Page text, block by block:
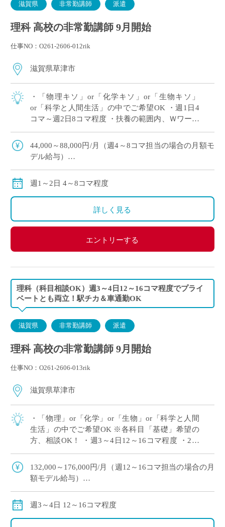
滋賀県 非常勤講師 派遣
理科 高校の非常勤講師 9月開始
仕事NO：O261-2606-012rik
滋賀県草津市
・「物理キソ」or「化学キソ」or「生物キソ」
or「科学と人間生活」の中でご希望OK ・週1日4
コマ～週2日8コマ程度 ・扶養の範囲内、Ｗワーク
高等学校にて、理科の非常勤講師 […]
44,000～88,000円/月（週4～8コマ担当の場合の月額モ
デル給与）
算になります。
週1～2日 4～8コマ程度
詳しく見る
エントリーする
理科（科目相談OK）週3～4日12～16コマ程度でプライ
ベートとも両立！駅チカ＆車通勤OK
滋賀県 非常勤講師 派遣
理科 高校の非常勤講師 9月開始
仕事NO：O261-2606-013rik
滋賀県草津市
・「物理」or「化学」or「生物」or「科学と人間
生活」の中でご希望OK ※各科目「基礎」希望の
方、相談OK！ ・週3～4日12～16コマ程度 ・2学
学校にて、理科の非常勤講 […]
132,000～176,000円/月（週12～16コマ担当の場合の月
額モデル給与）
算になります。
週3～4日 12～16コマ程度